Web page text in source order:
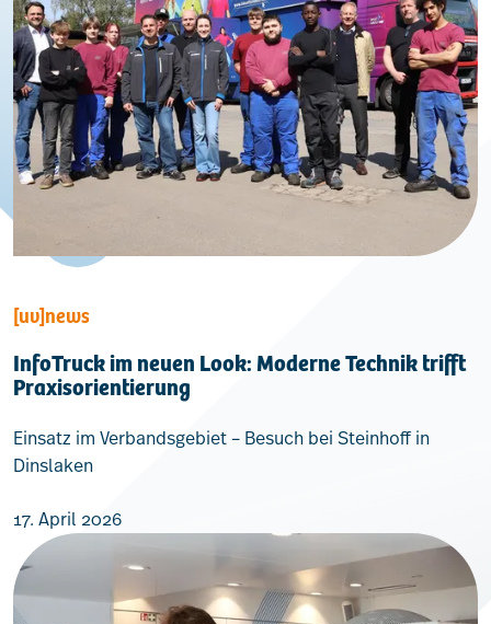
[uv]news
InfoTruck im neuen Look: Moderne Technik trifft
Praxisorientierung
Einsatz im Verbandsgebiet – Besuch bei Steinhoff in
Dinslaken
17. April 2026